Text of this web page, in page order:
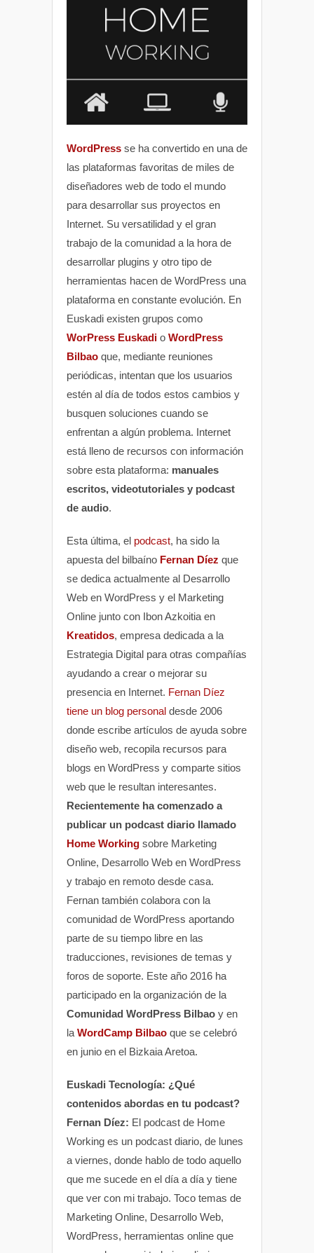
WordPress se ha convertido en una de
las plataformas favoritas de miles de
diseñadores web de todo el mundo
para desarrollar sus proyectos en
Internet. Su versatilidad y el gran
trabajo de la comunidad a la hora de
desarrollar plugins y otro tipo de
herramientas hacen de WordPress una
plataforma en constante evolución. En
Euskadi existen grupos como
WorPress Euskadi o WordPress
Bilbao que, mediante reuniones
periódicas, intentan que los usuarios
estén al día de todos estos cambios y
busquen soluciones cuando se
enfrentan a algún problema. Internet
está lleno de recursos con información
sobre esta plataforma: manuales
escritos, videotutoriales y podcast
de audio.
Esta última, el podcast, ha sido la
apuesta del bilbaíno Fernan Díez que
se dedica actualmente al Desarrollo
Web en WordPress y el Marketing
Online junto con Ibon Azkoitia en
Kreatidos, empresa dedicada a la
Estrategia Digital para otras compañías
ayudando a crear o mejorar su
presencia en Internet. Fernan Díez
tiene un blog personal desde 2006
donde escribe artículos de ayuda sobre
diseño web, recopila recursos para
blogs en WordPress y comparte sitios
web que le resultan interesantes.
Recientemente ha comenzado a
publicar un podcast diario llamado
Home Working sobre Marketing
Online, Desarrollo Web en WordPress
y trabajo en remoto desde casa.
Fernan también colabora con la
comunidad de WordPress aportando
parte de su tiempo libre en las
traducciones, revisiones de temas y
foros de soporte. Este año 2016 ha
participado en la organización de la
Comunidad WordPress Bilbao y en
la WordCamp Bilbao que se celebró
en junio en el Bizkaia Aretoa.
Euskadi Tecnología: ¿Qué
contenidos abordas en tu podcast?
Fernan Díez: El podcast de Home
Working es un podcast diario, de lunes
a viernes, donde hablo de todo aquello
que me sucede en el día a día y tiene
que ver con mi trabajo. Toco temas de
Marketing Online, Desarrollo Web,
WordPress, herramientas online que